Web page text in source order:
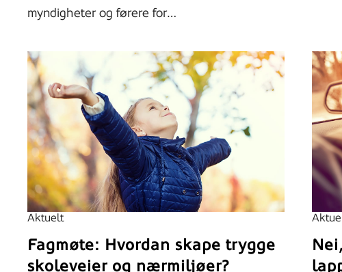
myndigheter og førere for…
Aktuelt
Fagmøte: Hvordan skape trygge
skoleveier og nærmiljøer?